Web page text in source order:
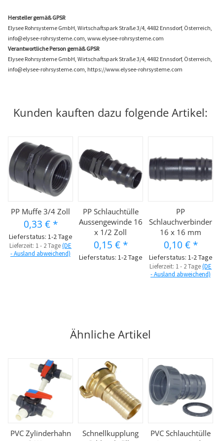
Hersteller gemäß GPSR
Elysee Rohrsysteme GmbH, Wirtschaftspark Straße 3/4, 4482 Ennsdorf, Österreich,
info@elysee-rohrsysteme.com, www.elysee-rohrsysteme.com
Verantwortliche Person gemäß GPSR
Elysee Rohrsysteme GmbH, Wirtschaftspark Straße 3/4, 4482 Ennsdorf, Österreich,
info@elysee-rohrsysteme.com, https://www.elysee-rohrsysteme.com
Kunden kauften dazu folgende Artikel:
PP Muffe 3/4 Zoll
0,33 € *
Lieferstatus: 1-2 Tage
Lieferzeit: 1 - 2 Tage(DE
- Ausland abweichend)
PP Schlauchtülle
Aussengewinde 16
x 1/2 Zoll
0,15 € *
Lieferstatus: 1-2 Tage
PP
Schlauchverbinder
16 x 16 mm
0,10 € *
Lieferstatus: 1-2 Tage
Lieferzeit: 1 - 2 Tage(DE
- Ausland abweichend)
Ähnliche Artikel
PVC Zylinderhahn
Schnellkupplung
PVC Schlauchtülle